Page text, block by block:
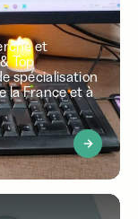
et
Top
spécialisation
la France et à